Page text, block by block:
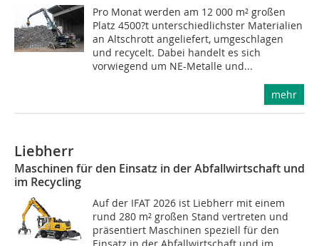
Pro Monat werden am 12 000 m² großen
Platz 4500?t unterschiedlichster Materialien
an Alt­schrott angeliefert, umgeschlagen
und recycelt. Dabei handelt es sich
vorwiegend um NE-Metalle und...
mehr
Liebherr
Maschinen für den Einsatz in der Abfallwirtschaft und
im Recycling
Auf der IFAT 2026 ist Liebherr mit einem
rund 280 m² großen Stand vertreten und
präsentiert Maschinen speziell für den